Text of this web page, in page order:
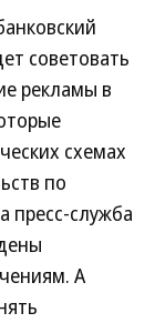
советовать
рекламы в
схемах
по
пресс-служба
А